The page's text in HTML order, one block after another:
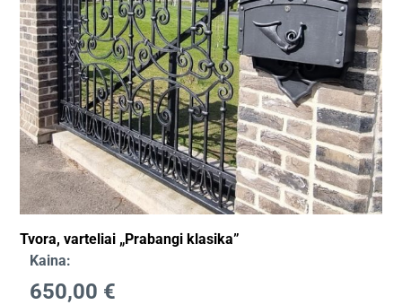
Tvora, varteliai „Prabangi klasika”
Kaina:
650,00 €